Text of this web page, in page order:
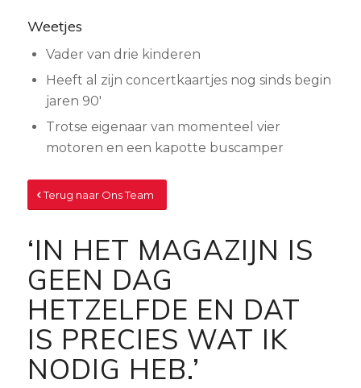
Weetjes
Vader van drie kinderen
Heeft al zijn concertkaartjes nog sinds begin
jaren 90′
Trotse eigenaar van momenteel vier
motoren en een kapotte buscamper
Terug naar Ons Team
‘IN HET MAGAZIJN IS
GEEN DAG
HETZELFDE EN DAT
IS PRECIES WAT IK
NODIG HEB.’